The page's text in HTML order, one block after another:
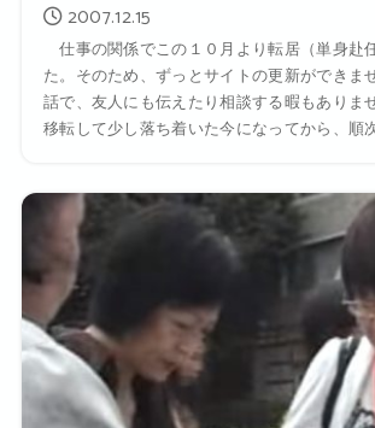
2007.12.15
仕事の関係でこの１０月より転居（単身赴
た。そのため、ずっとサイトの更新ができま
話で、友人にも伝えたり相談する暇もありま
移転して少し落ち着いた今になってから、順